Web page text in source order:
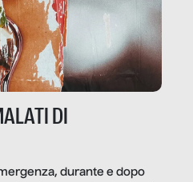
DI
durante e dopo